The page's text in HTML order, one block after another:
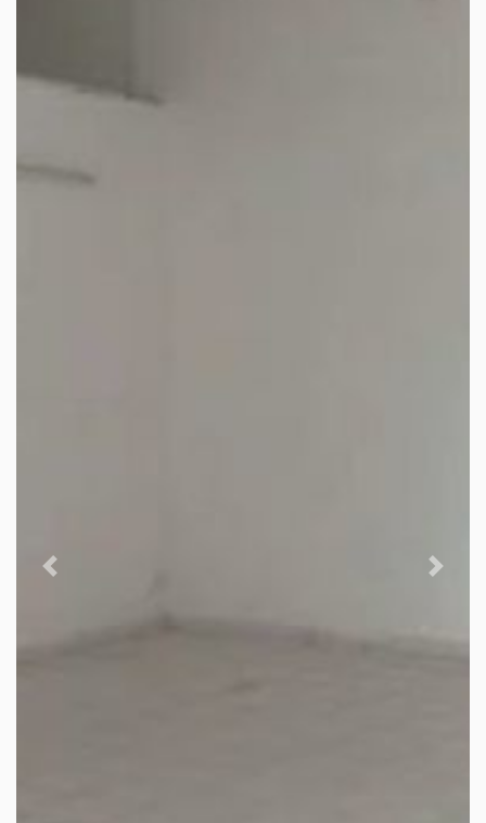
Previous Next